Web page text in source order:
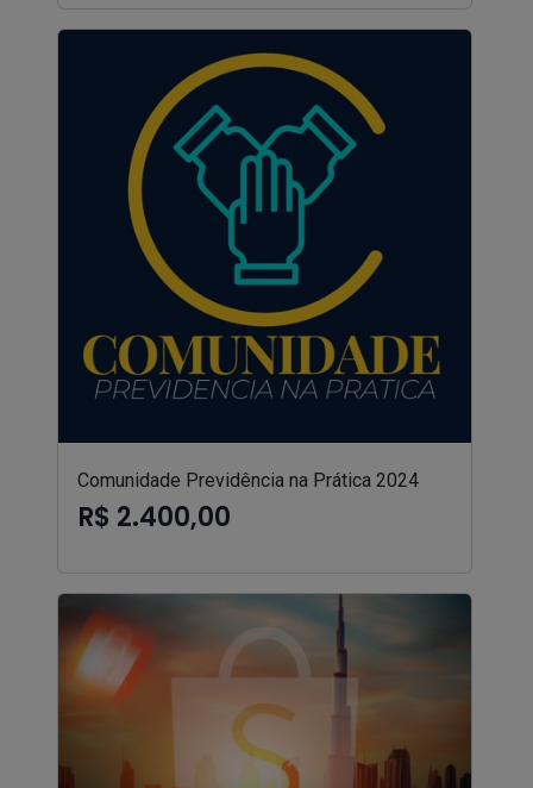
Comunidade Previdência na Prática 2024
R$ 2.400,00